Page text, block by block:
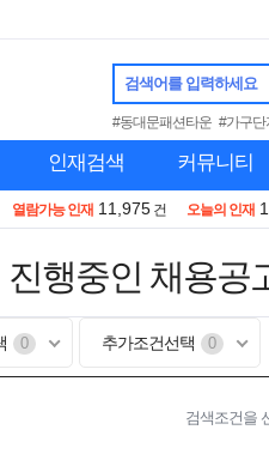
검색어를 입력하세요
#동대문패션타운 #가구단
인재검색 커뮤니티
열람가능 인재 11,975 건 오늘의 인재
진행중인 채용공
0 추가조건선택 0
검색조건을